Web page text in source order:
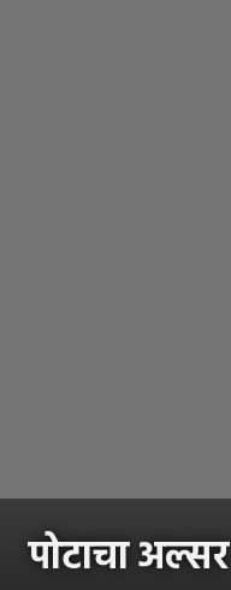
पोटाचा अल्सर